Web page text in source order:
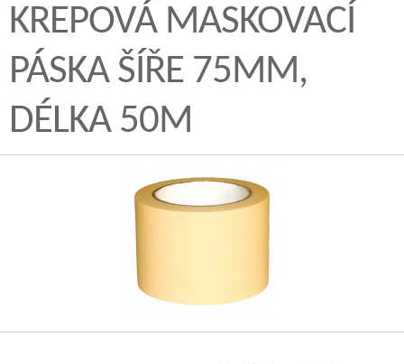
KREPOVÁ MASKOVACÍ
PÁSKA ŠÍŘE 75MM,
DÉLKA 50M